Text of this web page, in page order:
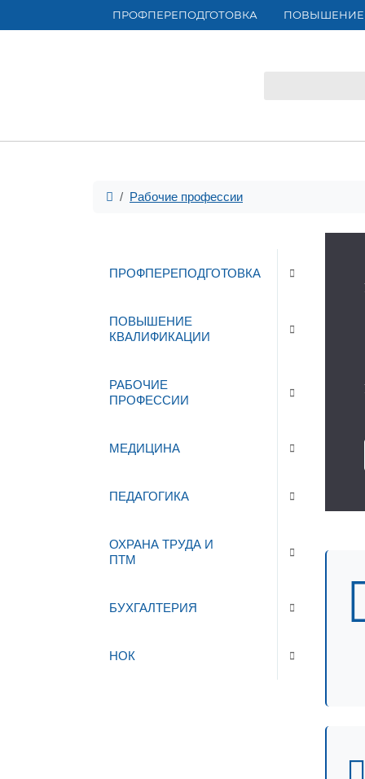
ПРОФПЕРЕПОДГОТОВКА ПОВЫШЕНИЕ
Рабочие профессии
ПРОФПЕРЕПОДГОТОВКА
ПОВЫШЕНИЕ
КВАЛИФИКАЦИИ
РАБОЧИЕ
ПРОФЕССИИ
МЕДИЦИНА
ПЕДАГОГИКА
ОХРАНА ТРУДА И
ПТМ
БУХГАЛТЕРИЯ
НОК